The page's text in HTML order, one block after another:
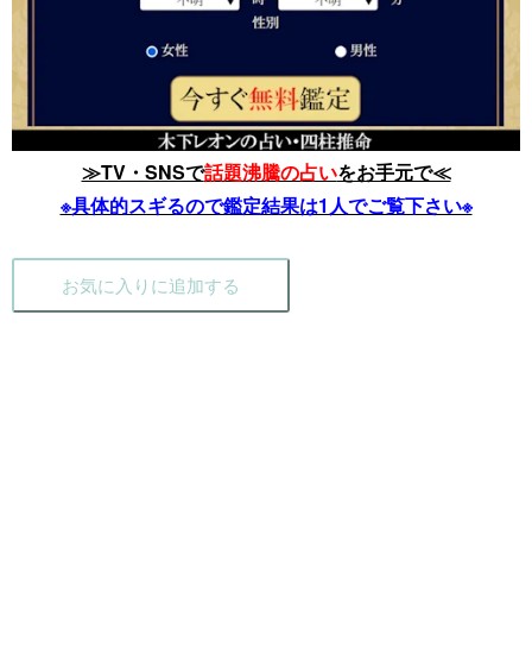
≫TV・SNSで話題沸騰の占いをお手元で≪
※具体的スギるので鑑定結果は1人でご覧下さい※
お気に入りに追加する